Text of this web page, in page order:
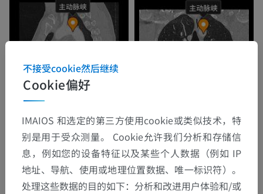
Cookie偏好
不接受cookie然后继续
IMAIOS 和选定的第三方使用cookie或类似技术，特
别是用于受众测量。 Cookie允许我们分析和存储信
息，例如您的设备特征以及某些个人数据（例如 IP
地址、导航、使用或地理位置数据、唯一标识符）。
处理这些数据的目的如下：分析和改进用户体验和/或